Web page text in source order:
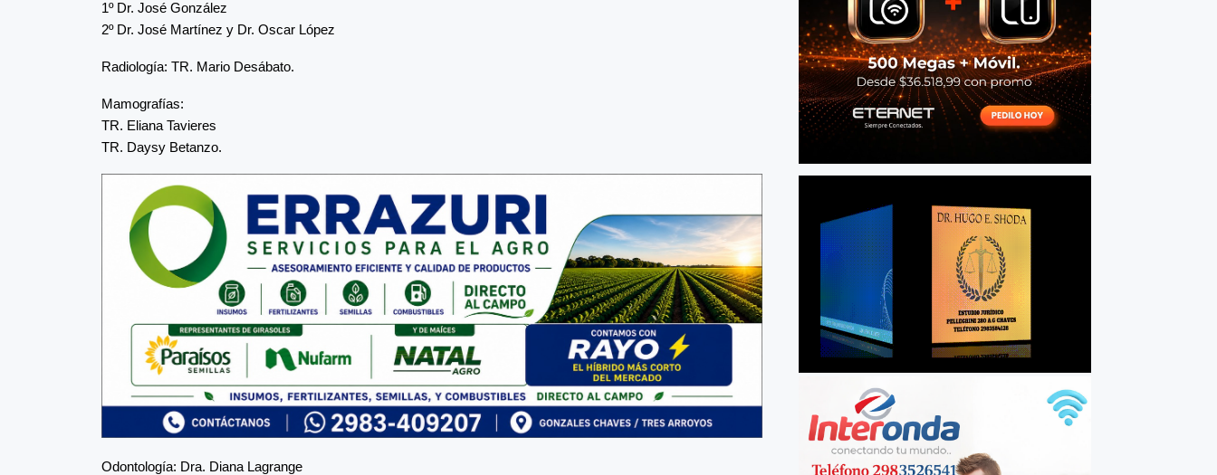
1º Dr. José González
2º Dr. José Martínez y Dr. Oscar López
Radiología: TR. Mario Desábato.
Mamografías:
TR. Eliana Tavieres
TR. Daysy Betanzo.
Odontología: Dra. Diana Lagrange